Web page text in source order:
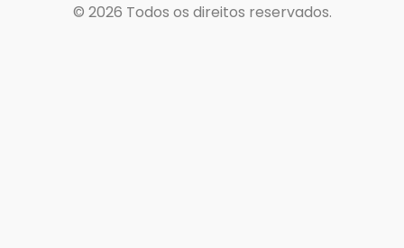
© 2026 Todos os direitos reservados.